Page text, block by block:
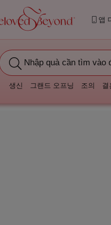
앱
Nhập quà cần tìm vào
생신 그랜드 오프닝 조의 결